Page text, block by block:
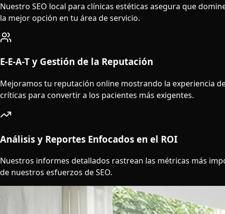
Nuestro SEO local para clínicas estéticas asegura que
la mejor opción en tu área de servicio.
E-E-A-T y Gestión de la Reputación
Mejoramos tu reputación online mostrando la experiencia
críticas para convertir a los pacientes más exigentes.
Análisis y Reportes Enfocados en el ROI
Nuestros informes detallados rastrean las métricas más
de nuestros esfuerzos de SEO.